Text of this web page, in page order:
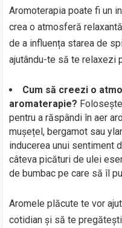
Aromoterapia poate fi un
crea o atmosferă
de a influența starea de
ajutându-te să te relaxezi
Cum să creezi o
aromaterapie?
pentru a răspândi în aer
mușețel, bergamot sau
inducerea unui sentiment
câteva picături de ulei
de bumbac pe care să îl
Aromele plăcute te vor
cotidian și să te